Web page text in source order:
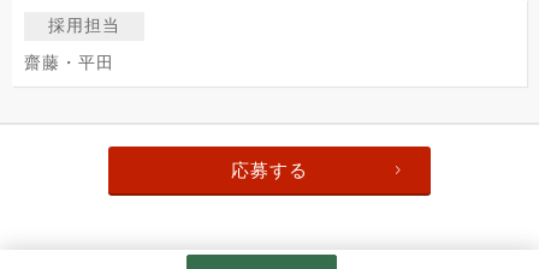
採用担当
齋藤・平田
応募する